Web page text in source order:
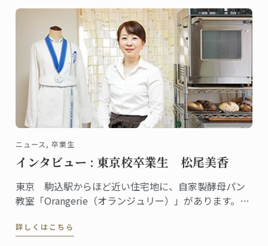
ニュース, 卒業生
インタビュー : 東京校卒業生 松尾美香
東京 駒込駅からほど近い住宅地に、自家製酵母パン
教室「Orangerie（オランジュリー）」があります。の
動画をアップしている人気の自家製パン教室を主宰し
詳しくはこちら